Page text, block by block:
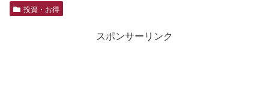
投資・お得
スポンサーリンク